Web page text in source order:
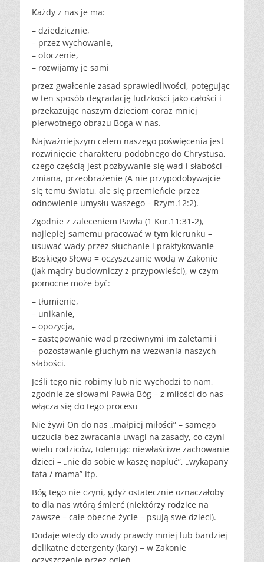
Każdy z nas je ma:
– dziedzicznie,
– przez wychowanie,
– otoczenie,
– rozwijamy je sami
przez gwałcenie zasad sprawiedliwości, potęgując
w ten sposób degradację ludzkości jako całości i
przekazując naszym dzieciom coraz mniej
pierwotnego obrazu Boga w nas.
Najważniejszym celem naszego poświęcenia jest
rozwinięcie charakteru podobnego do Chrystusa,
czego częścią jest pozbywanie się wad i słabości –
zmiana, przeobrażenie (A nie przypodobywajcie
się temu światu, ale się przemieńcie przez
odnowienie umysłu waszego – Rzym.12:2).
Zgodnie z zaleceniem Pawła (1 Kor.11:31-2),
najlepiej samemu pracować w tym kierunku –
usuwać wady przez słuchanie i praktykowanie
Boskiego Słowa = oczyszczanie wodą w Zakonie
(jak mądry budowniczy z przypowieści), w czym
pomocne może być:
– tłumienie,
– unikanie,
– opozycja,
– zastępowanie wad przeciwnymi im zaletami i
– pozostawanie głuchym na wezwania naszych
słabości.
Jeśli tego nie robimy lub nie wychodzi to nam,
zgodnie ze słowami Pawła Bóg – z miłości do nas –
włącza się do tego procesu
Nie żywi On do nas „małpiej miłości” – samego
uczucia bez zwracania uwagi na zasady, co czyni
wielu rodziców, tolerując niewłaściwe zachowanie
dzieci – „nie da sobie w kaszę napluć”, „wykapany
tata / mama” itp.
Bóg tego nie czyni, gdyż ostatecznie oznaczałoby
to dla nas wtórą śmierć (niektórzy rodzice na
zawsze – całe obecne życie – psują swe dzieci).
Dodaje wtedy do wody prawdy mniej lub bardziej
delikatne detergenty (kary) = w Zakonie
oczyszczenie przez ogień